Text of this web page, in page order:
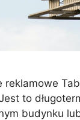
reklamowe
to
budynku